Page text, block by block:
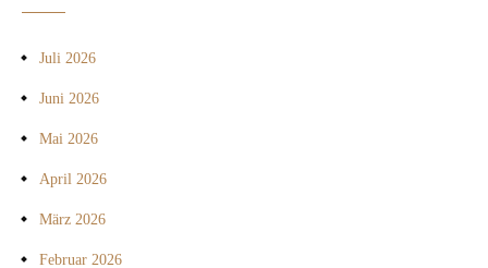
Juli 2026
Juni 2026
Mai 2026
April 2026
März 2026
Februar 2026